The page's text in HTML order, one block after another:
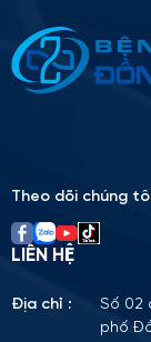
Please
Theo dõi chúng
LIÊN HỆ
Địa chỉ :
Số 02
phố